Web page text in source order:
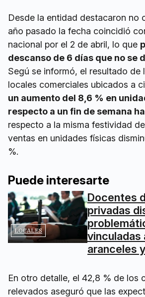
Desde la entidad destacaron no
año pasado la fecha coincidió
nacional por el 2 de abril, lo que
descanso de 6 días que no se
Segú se informó, el resultado de
locales comerciales ubicados a
un aumento del 8,6 % en
respecto a un fin de semana
respecto a la misma festividad
ventas en unidades físicas
%.
Puede interesarte
LOCALES
Docentes
privadas
vinculadas
aranceles
En otro detalle, el 42,8 % de los
relevados aseguró que las